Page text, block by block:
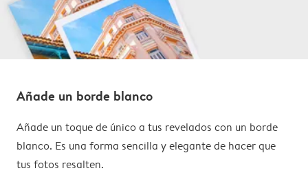
Añade un borde blanco
Añade un toque de único a tus revelados con un borde
blanco. Es una forma sencilla y elegante de hacer que
tus fotos resalten.